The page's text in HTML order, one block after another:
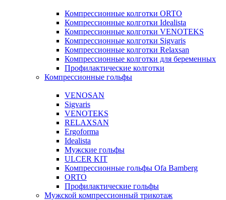
Компрессионные колготки ORTO
Компрессионные колготки Idealista
Компрессионные колготки VENOTEKS
Компрессионные колготки Sigvaris
Компрессионные колготки Relaxsan
Компрессионные колготки для беременных
Профилактические колготки
Компрессионные гольфы
VENOSAN
Sigvaris
VENOTEKS
RELAXSAN
Ergoforma
Idealista
Мужские гольфы
ULCER KIT
Компрессионные гольфы Ofa Bamberg
ORTO
Профилактические гольфы
Мужской компрессионный трикотаж